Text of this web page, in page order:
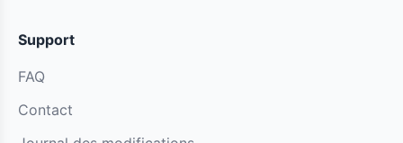
Support
FAQ
Contact